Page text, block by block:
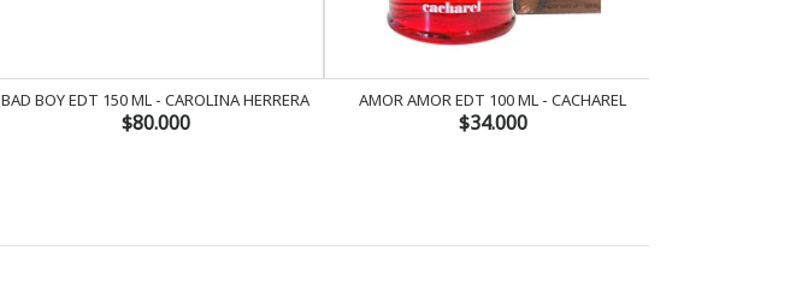
BAD BOY EDT 150 ML - CAROLINA HERRERA
$80.000
AMOR AMOR EDT 100 ML - CACHAREL
$34.000